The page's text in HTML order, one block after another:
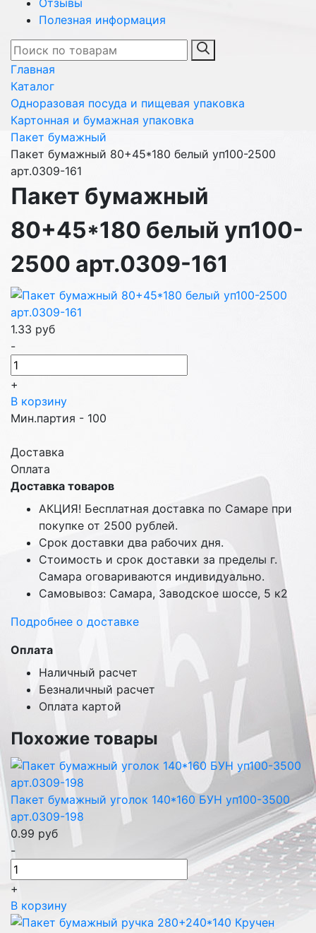
Отзывы
Полезная информация
Главная
Каталог
Одноразовая посуда и пищевая упаковка
Картонная и бумажная упаковка
Пакет бумажный
Пакет бумажный 80+45*180 белый уп100-2500
арт.0309-161
Пакет бумажный
80+45*180 белый уп100-
2500 арт.0309-161
1.33 руб
-
+
В корзину
Мин.партия - 100
Доставка
Оплата
Доставка товаров
АКЦИЯ! Бесплатная доставка по Самаре при
покупке от 2500 рублей.
Срок доставки два рабочих дня.
Стоимость и срок доставки за пределы г.
Самара оговариваются индивидуально.
Самовывоз: Самара, Заводское шоссе, 5 к2
Подробнее о доставке
Оплата
Наличный расчет
Безналичный расчет
Оплата картой
Похожие товары
Пакет бумажный уголок 140*160 БУН уп100-3500
арт.0309-198
0.99 руб
-
+
В корзину